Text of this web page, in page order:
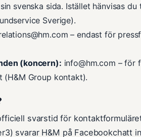
svenska sida. Istället hänvisas
Sverige).
– endast för
(koncern): info@hm.com – för
(H&M Group kontakt).
svarstid för
svarar H&M på Facebookchatt